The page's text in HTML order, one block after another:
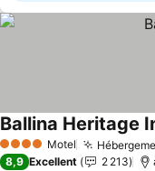
4 Étoiles Motel
Ballina Heritage
8,9 Excellent 2 213